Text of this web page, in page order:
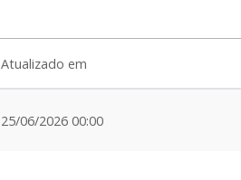
Atualizado em
25/06/2026 00:00